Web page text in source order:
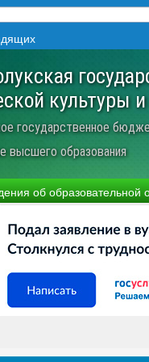
культуры
государственное
высшего образования
об образовательной